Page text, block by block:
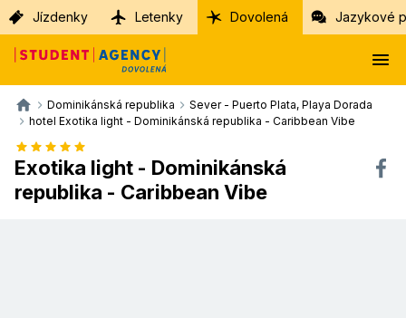
Jízdenky Letenky Dovolená Jazykové
Dominikánská republika
Sever - Puerto Plata, Playa Dorada
hotel Exotika light - Dominikánská republika - Caribbean Vibe
Exotika light - Dominikánská
republika - Caribbean Vibe